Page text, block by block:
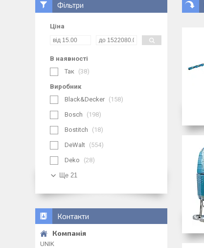
Фільтри
Ціна
В наявності
Так
38
Виробник
Black&Decker
158
Bosch 198
Bostitch 18
DeWalt 554
Deko 28
Ще 21
Контакти
UNIK